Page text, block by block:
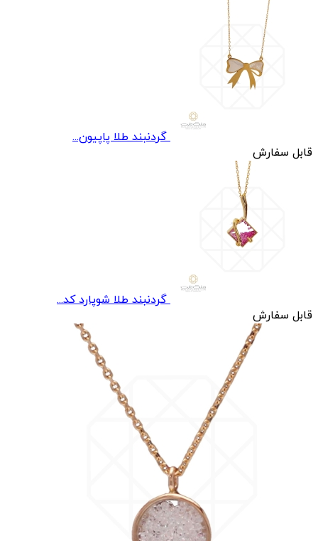
گردنبند طلا پاپیون...
قابل سفارش
گردنبند طلا شوپارد کد...
قابل سفارش